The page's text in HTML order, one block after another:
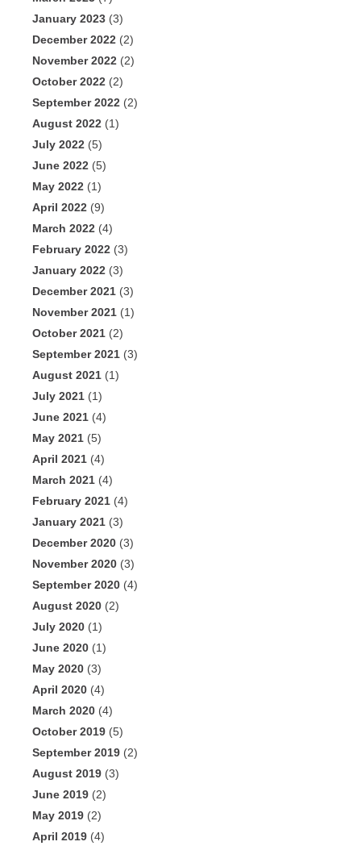
January 2023 (3)
December 2022 (2)
November 2022 (2)
October 2022 (2)
September 2022 (2)
August 2022 (1)
July 2022 (5)
June 2022 (5)
May 2022 (1)
April 2022 (9)
March 2022 (4)
February 2022 (3)
January 2022 (3)
December 2021 (3)
November 2021 (1)
October 2021 (2)
September 2021 (3)
August 2021 (1)
July 2021 (1)
June 2021 (4)
May 2021 (5)
April 2021 (4)
March 2021 (4)
February 2021 (4)
January 2021 (3)
December 2020 (3)
November 2020 (3)
September 2020 (4)
August 2020 (2)
July 2020 (1)
June 2020 (1)
May 2020 (3)
April 2020 (4)
March 2020 (4)
October 2019 (5)
September 2019 (2)
August 2019 (3)
June 2019 (2)
May 2019 (2)
April 2019 (4)